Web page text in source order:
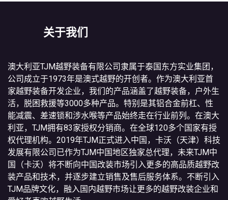
关于我们
澳大利亚TJM越野装备有限公司隶属于泰国东方实业集团，
公司成立于1973年是澳式越野的开创者。作为澳大利亚首
家越野装备开发企业，我们的产品涵盖了越野装备，户外生
活，脱困救援等3000多种产品。特别是其铝合金前杠、性
能减震、差速锁和涉水喉等产品始终走在行业前列。在澳大
利亚，TJM拥有83家授权分销商。在全球120多个国家有授
权代理机构。2019年TJM正式进入中国，卡沃（天津）科技
发展有限公司已作为TJM中国地区独家总代理，未来TJM中
国（卡沃）将不断向中国改装市场引入更多的高品质越野改
装产品和技术，并逐步建立销售及售后服务体系。不断引入
TJM品牌文化，融入国内越野市场让更多的越野改装企业和